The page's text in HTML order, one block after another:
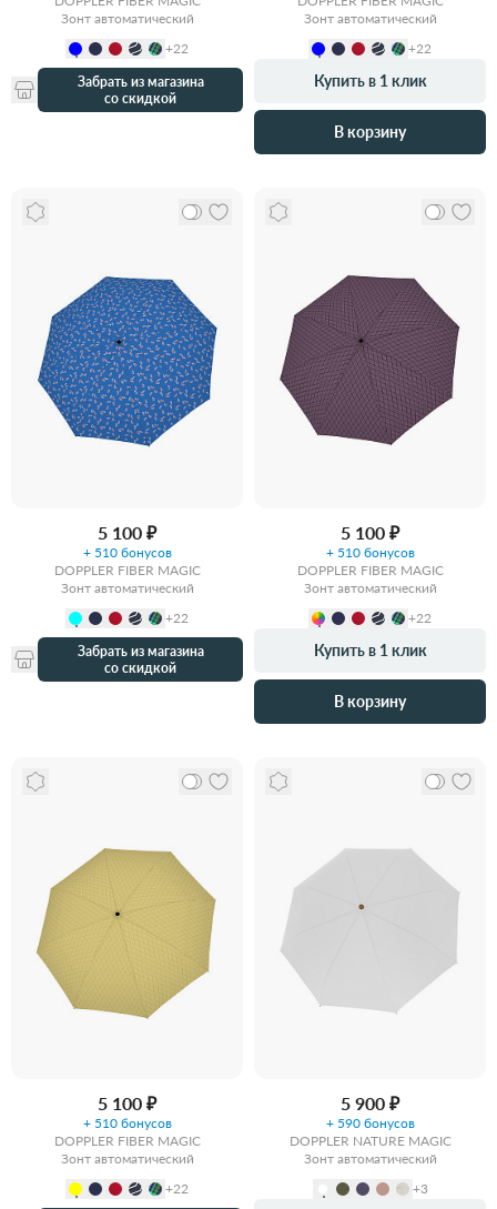
Зонт автоматический
+22
Забрать из магазина
со скидкой
Зонт автоматический
+22
Купить в 1 клик
В корзину
5 100 ₽
+ 510 бонусов
DOPPLER FIBER MAGIC
Зонт автоматический
+22
Забрать из магазина
со скидкой
5 100 ₽
+ 510 бонусов
DOPPLER FIBER MAGIC
Зонт автоматический
+22
Купить в 1 клик
В корзину
5 100 ₽
+ 510 бонусов
DOPPLER FIBER MAGIC
Зонт автоматический
+22
5 900 ₽
+ 590 бонусов
DOPPLER NATURE MAGIC
Зонт автоматический
+3